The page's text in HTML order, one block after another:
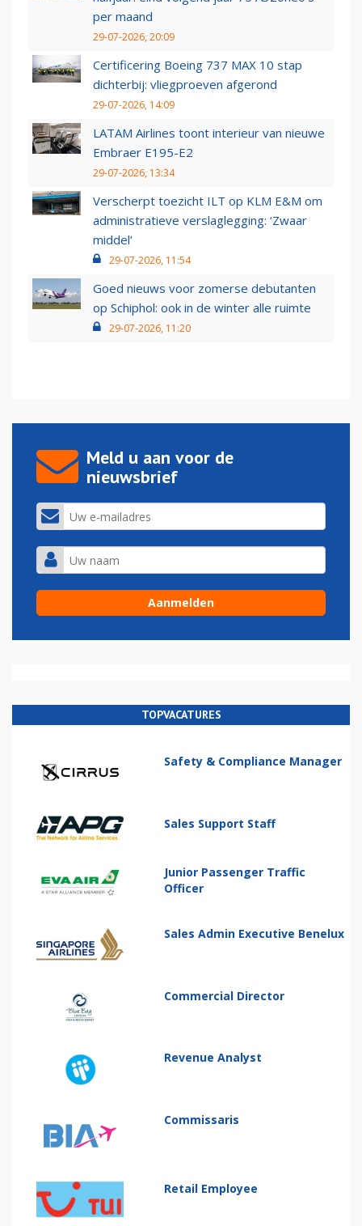
per maand
29-07-2026, 20:09
Certificering Boeing 737 MAX 10 stap
dichterbij: vliegproeven afgerond
29-07-2026, 14:09
LATAM Airlines toont interieur van nieuwe
Embraer E195-E2
29-07-2026, 13:34
Verscherpt toezicht ILT op KLM E&M om
administratieve verslaglegging: ‘Zwaar
middel’
29-07-2026, 11:54
Goed nieuws voor zomerse debutanten
op Schiphol: ook in de winter alle ruimte
29-07-2026, 11:20
Meld u aan voor de
nieuwsbrief
TOPVACATURES
Safety & Compliance Manager
Sales Support Staff
Junior Passenger Traffic
Officer
Sales Admin Executive Benelux
Commercial Director
Revenue Analyst
Commissaris
Retail Employee